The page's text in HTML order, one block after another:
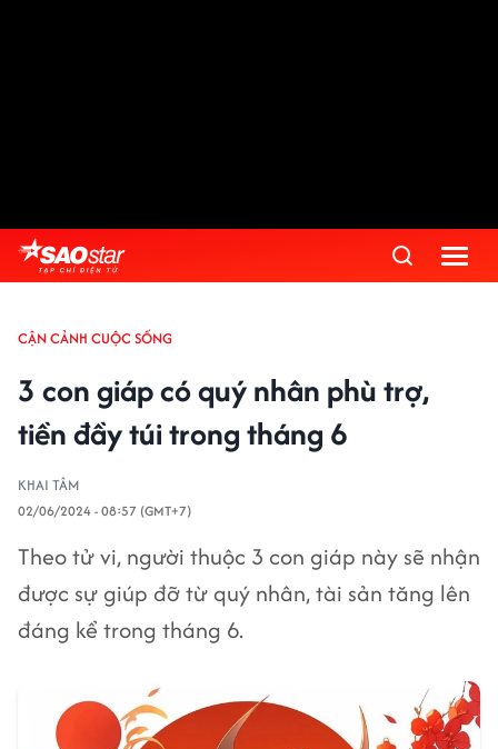
CẬN CẢNH CUỘC SỐNG
3 con giáp có quý nhân phù trợ,
tiền đầy túi trong tháng 6
KHAI TÂM
02/06/2024 - 08:57 (GMT+7)
Theo tử vi, người thuộc 3 con giáp này sẽ nhận
được sự giúp đỡ từ quý nhân, tài sản tăng lên
đáng kể trong tháng 6.